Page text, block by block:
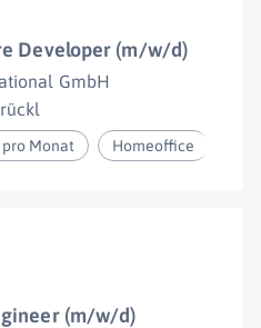
Developer (m/w/d)
GmbH
pro Monat Homeoffice
(m/w/d)